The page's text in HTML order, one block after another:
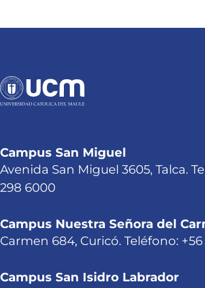
Campus San Miguel
Avenida San Miguel 3605, Talca.
298 6000
Campus Nuestra Señora del
Carmen 684, Curicó. Teléfono:
Campus San Isidro Labrador